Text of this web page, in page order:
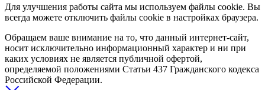
Для улучшения работы сайта мы используем файлы cookie. Вы
всегда можете отключить файлы cookie в настройках браузера.
Обращаем ваше внимание на то, что данный интернет-сайт,
носит исключительно информационный характер и ни при
каких условиях не является публичной офертой,
определяемой положениями Статьи 437 Гражданского кодекса
Российской Федерации.